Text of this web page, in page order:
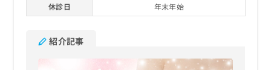
休診日 年末年始
紹介記事